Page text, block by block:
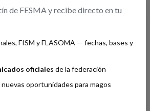
de FESMA y recibe directo en tu
FISM y FLASOMA — fechas, bases y
oficiales de la federación
nuevas oportunidades para magos